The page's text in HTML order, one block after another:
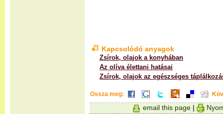
Kapcsolódó anyagok
Zsírok, olajok a konyhában
Az olíva élettani hatásai
Zsírok, olajok az egészséges
Ossza meg:
email this page |